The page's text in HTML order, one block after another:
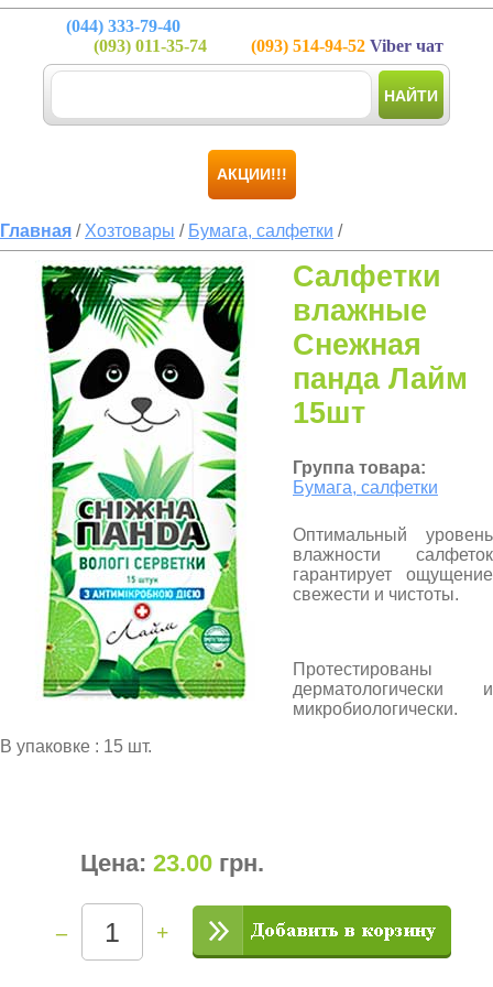
(044) 333-79-40
(093) 011-35-74 (093) 514-94-52 Viber чат
НАЙТИ
АКЦИИ!!!
Главная / Хозтовары / Бумага, салфетки /
Салфетки
влажные
Снежная
панда Лайм
15шт
Группа товара:
Бумага, салфетки
Оптимальный уровень
влажности салфеток
гарантирует ощущение
свежести и чистоты.
Протестированы
дерматологически и
микробиологически.
В упаковке : 15 шт.
Цена: 23.00 грн.
– +